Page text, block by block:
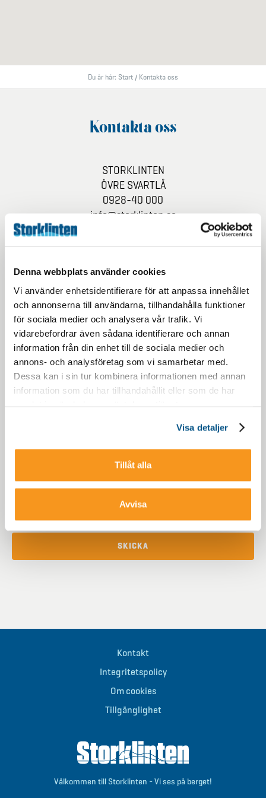
Denna webbplats använder cookies
Vi använder enhetsidentifierare för att anpassa innehållet
och annonserna till användarna, tillhandahålla funktioner
för sociala medier och analysera vår trafik. Vi
vidarebefordrar även sådana identifierare och annan
information från din enhet till de sociala medier och
annons- och analysföretag som vi samarbetar med.
Dessa kan i sin tur kombinera informationen med annan
information som du har tillhandahållit eller som de har
Visa detaljer
Tillåt alla
Avvisa
Du är här: Start / Kontakta oss
Kontakta oss
STORKLINTEN
ÖVRE SVARTLÅ
0928-40 000
info@storklinten.se
Jag godkänner att Storklinten får behandla mina
personuppgifter i syfte att kommunicera med dig i enlighet
Storklintens integritetspolicy
Kontakt
Integritetspolicy
Om cookies
Tillgänglighet
Välkommen till Storklinten - Vi ses på berget!